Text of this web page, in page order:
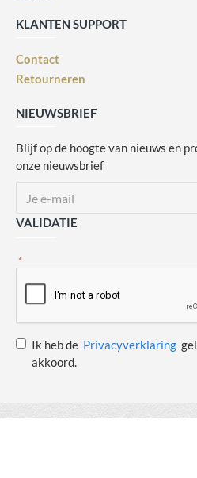
KLANTEN SUPPORT
Contact
Retourneren
NIEUWSBRIEF
Blijf op de hoogte van nieuws en
onze nieuwsbrief
VALIDATIE
Ik heb de Privacyverklaring
akkoord.